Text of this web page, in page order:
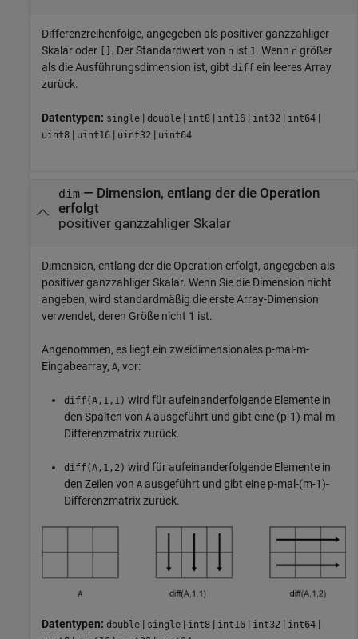
Differenzreihenfolge, angegeben als positiver ganzzahliger
Skalar oder [] . Der Standardwert von n ist 1. Wenn n größer
als die Ausführungsdimension ist, gibt diff ein leeres Array
zurück.
Datentypen: single | double | int8 | int16 | int32 | int64 |
uint8 | uint16 | uint32 | uint64
dim— Dimension, entlang der die Operation
erfolgt
positiver ganzzahliger Skalar
Dimension, entlang der die Operation erfolgt, angegeben als
positiver ganzzahliger Skalar. Wenn Sie die Dimension nicht
angeben, wird standardmäßig die erste Array-Dimension
verwendet, deren Größe nicht 1 ist.
Angenommen, es liegt ein zweidimensionales p-mal-m-
Eingabearray, A, vor:
diff(A,1,1) wird für aufeinanderfolgende Elemente in
den Spalten von A ausgeführt und gibt eine (p-1)-mal-m-
Differenzmatrix zurück.
diff(A,1,2) wird für aufeinanderfolgende Elemente in
den Zeilen von A ausgeführt und gibt eine p-mal-(m-1)-
Differenzmatrix zurück.
Datentypen: double | single | int8 | int16 | int32 | int64 |